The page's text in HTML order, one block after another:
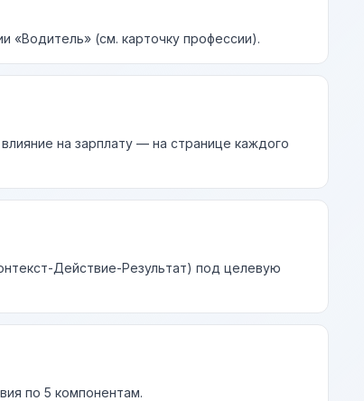
«Водитель» (см. карточку профессии).
на зарплату — на странице каждого
Действие-Результат) под целевую
по 5 компонентам.